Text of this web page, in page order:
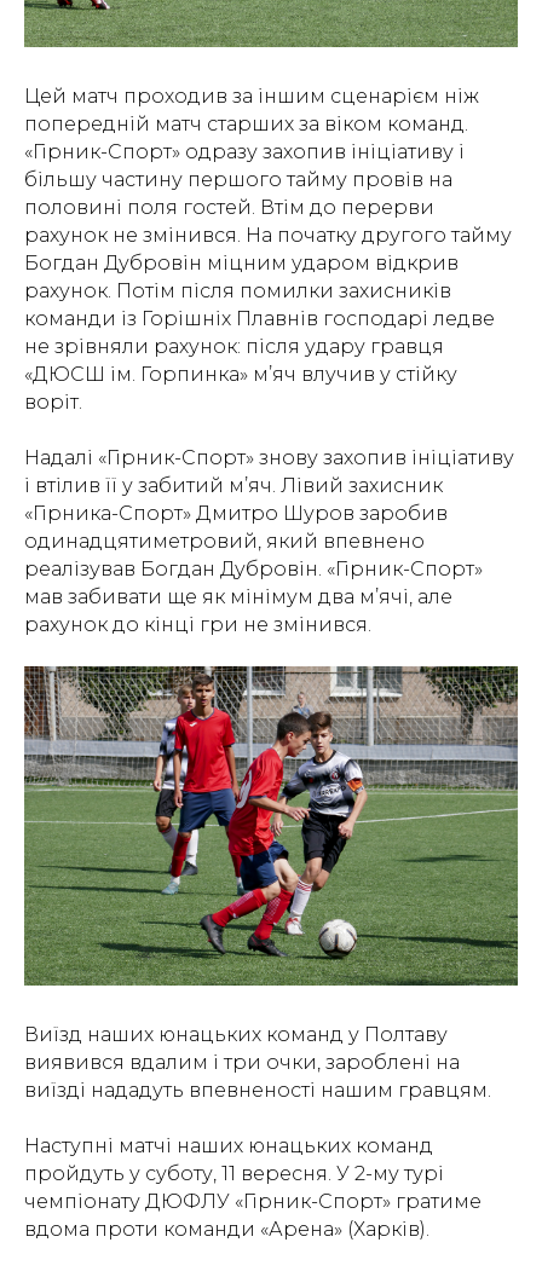
Цей матч проходив за іншим сценарієм ніж
попередній матч старших за віком команд.
«Гірник-Спорт» одразу захопив ініціативу і
більшу частину першого тайму провів на
половині поля гостей. Втім до перерви
рахунок не змінився. На початку другого тайму
Богдан Дубровін міцним ударом відкрив
рахунок. Потім після помилки захисників
команди із Горішніх Плавнів господарі ледве
не зрівняли рахунок: після удару гравця
«ДЮСШ ім. Горпинка» м’яч влучив у стійку
воріт.
Надалі «Гірник-Спорт» знову захопив ініціативу
і втілив її у забитий м’яч. Лівий захисник
«Гірника-Спорт» Дмитро Шуров заробив
одинадцятиметровий, який впевнено
реалізував Богдан Дубровін. «Гірник-Спорт»
мав забивати ще як мінімум два м’ячі, але
рахунок до кінці гри не змінився.
Виїзд наших юнацьких команд у Полтаву
виявився вдалим і три очки, зароблені на
виїзді нададуть впевненості нашим гравцям.
Наступні матчі наших юнацьких команд
пройдуть у суботу, 11 вересня. У 2-му турі
чемпіонату ДЮФЛУ «Гірник-Спорт» гратиме
вдома проти команди «Арена» (Харків).